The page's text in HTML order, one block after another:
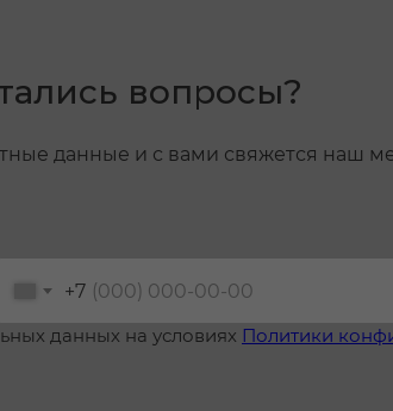
вопросы?
данные и с вами свяжется наш
+7
данных на условиях Политики